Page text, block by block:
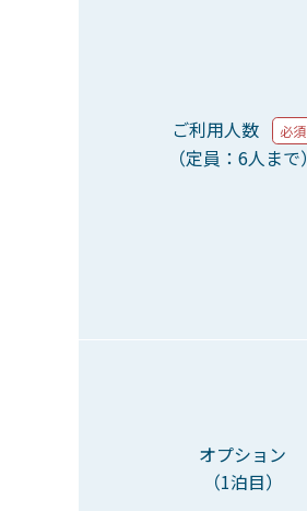
ご利用人数 必須
（定員：6人まで）
オプション
（1泊目）